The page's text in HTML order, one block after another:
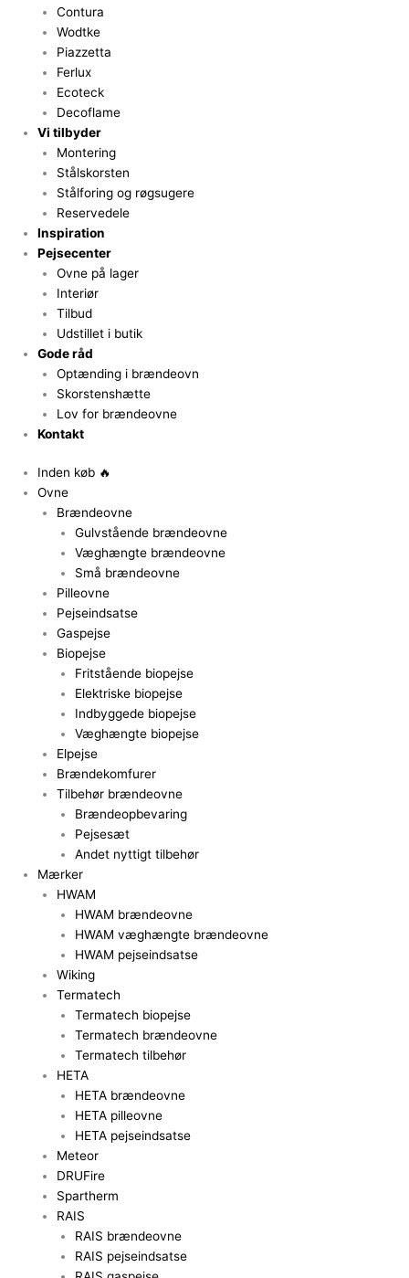
Contura
Wodtke
Piazzetta
Ferlux
Ecoteck
Decoflame
Vi tilbyder
Montering
Stålskorsten
Stålforing og røgsugere
Reservedele
Inspiration
Pejsecenter
Ovne på lager
Interiør
Tilbud
Udstillet i butik
Gode råd
Optænding i brændeovn
Skorstenshætte
Lov for brændeovne
Kontakt
Inden køb 🔥
Ovne
Brændeovne
Gulvstående brændeovne
Væghængte brændeovne
Små brændeovne
Pilleovne
Pejseindsatse
Gaspejse
Biopejse
Fritstående biopejse
Elektriske biopejse
Indbyggede biopejse
Væghængte biopejse
Elpejse
Brændekomfurer
Tilbehør brændeovne
Brændeopbevaring
Pejsesæt
Andet nyttigt tilbehør
Mærker
HWAM
HWAM brændeovne
HWAM væghængte brændeovne
HWAM pejseindsatse
Wiking
Termatech
Termatech biopejse
Termatech brændeovne
Termatech tilbehør
HETA
HETA brændeovne
HETA pilleovne
HETA pejseindsatse
Meteor
DRUFire
Spartherm
RAIS
RAIS brændeovne
RAIS pejseindsatse